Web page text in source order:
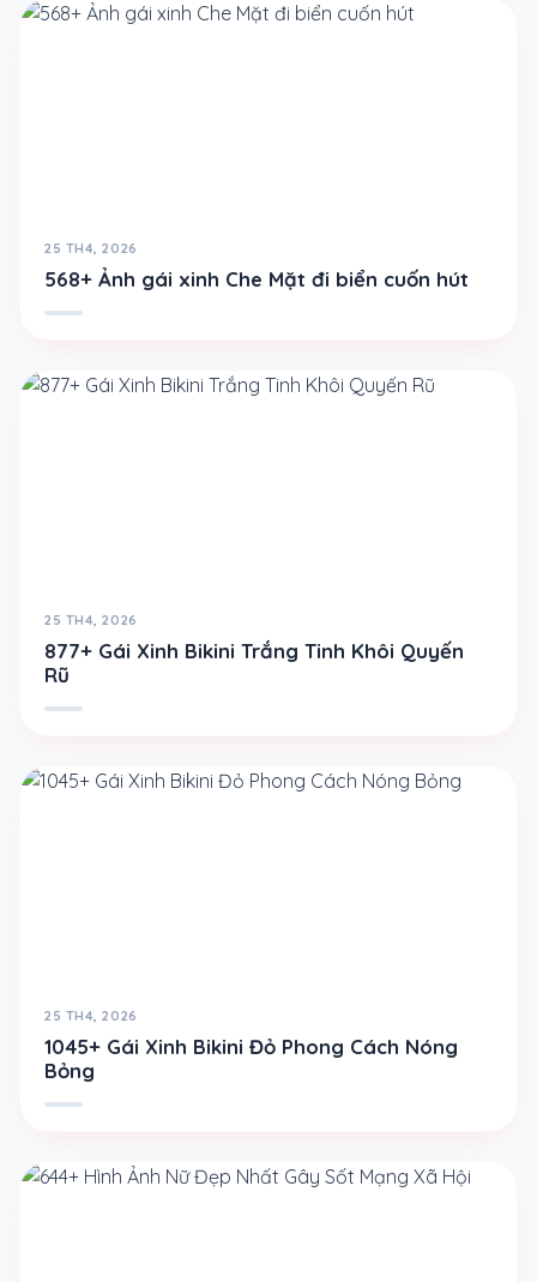
25 TH4, 2026
568+ Ảnh gái xinh Che Mặt đi biển cuốn hút
25 TH4, 2026
877+ Gái Xinh Bikini Trắng Tinh Khôi Quyến
Rũ
25 TH4, 2026
1045+ Gái Xinh Bikini Đỏ Phong Cách Nóng
Bỏng